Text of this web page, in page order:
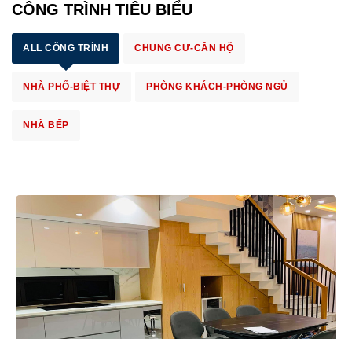
CÔNG TRÌNH TIÊU BIỂU
ALL CÔNG TRÌNH CHUNG CƯ-CĂN HỘ
NHÀ PHỐ-BIỆT THỰ PHÒNG KHÁCH-PHÒNG NGỦ
NHÀ BẾP